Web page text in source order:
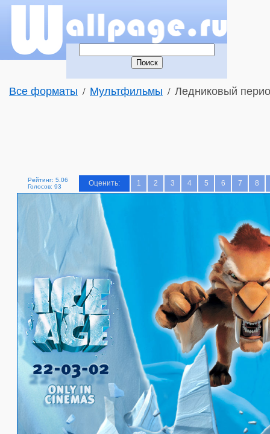
Все форматы / Мультфильмы / Ледниковый
Рейтинг: 5.06
Голосов: 93
Оценить: 1 2 3 4 5 6 7 8